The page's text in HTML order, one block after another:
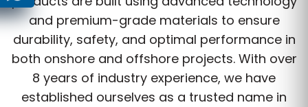
and premium-grade materials to ensure
durability, safety, and optimal performance in
both onshore and offshore projects. With over
8 years of industry experience, we have
established ourselves as a trusted name in